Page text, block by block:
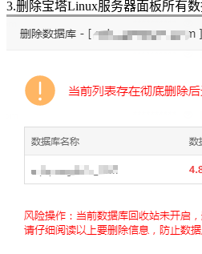
3.删除宝塔Linux服务器面板所有